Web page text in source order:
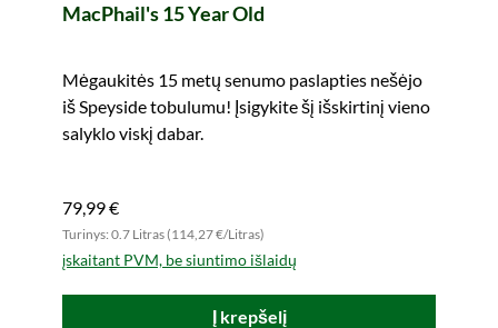
MacPhail's 15 Year Old
Mėgaukitės 15 metų senumo paslapties nešėjo
iš Speyside tobulumu! Įsigykite šį išskirtinį vieno
salyklo viskį dabar.
79,99 €
Turinys: 0.7 Litras (114,27 €/Litras)
įskaitant PVM, be siuntimo išlaidų
Į krepšelį